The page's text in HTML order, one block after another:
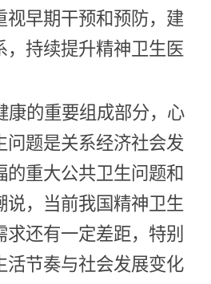
视早期干预和预防，建
，持续提升精神卫生医
康的重要组成部分，心
问题是关系经济社会发
的重大公共卫生问题和
说，当前我国精神卫生
还有一定差距，特别
活节奏与社会发展变化